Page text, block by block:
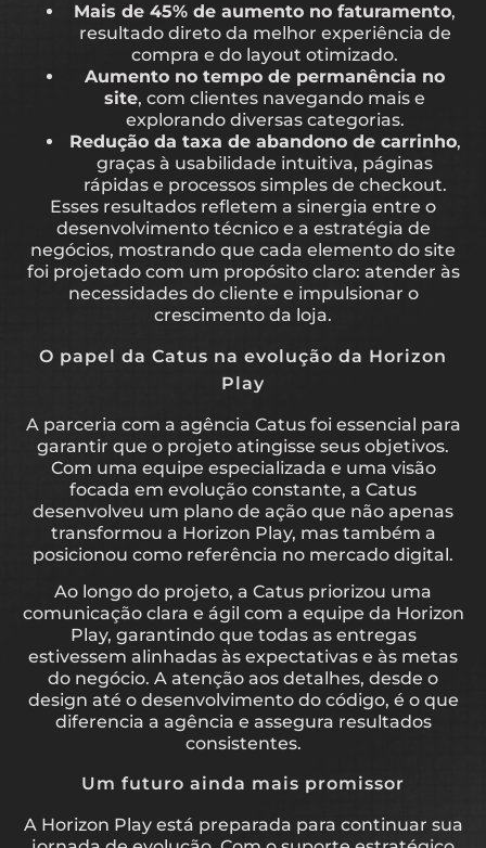
Mais de 45% de aumento no faturamento,
resultado direto da melhor experiência de
compra e do layout otimizado.
Aumento no tempo de permanência no
site, com clientes navegando mais e
explorando diversas categorias.
Redução da taxa de abandono de carrinho,
graças à usabilidade intuitiva, páginas
rápidas e processos simples de checkout.
Esses resultados refletem a sinergia entre o
desenvolvimento técnico e a estratégia de
negócios, mostrando que cada elemento do site
foi projetado com um propósito claro: atender às
necessidades do cliente e impulsionar o
crescimento da loja.
O papel da Catus na evolução da Horizon
Play
A parceria com a agência Catus foi essencial para
garantir que o projeto atingisse seus objetivos.
Com uma equipe especializada e uma visão
focada em evolução constante, a Catus
desenvolveu um plano de ação que não apenas
transformou a Horizon Play, mas também a
posicionou como referência no mercado digital.
Ao longo do projeto, a Catus priorizou uma
comunicação clara e ágil com a equipe da Horizon
Play, garantindo que todas as entregas
estivessem alinhadas às expectativas e às metas
do negócio. A atenção aos detalhes, desde o
design até o desenvolvimento do código, é o que
diferencia a agência e assegura resultados
consistentes.
Um futuro ainda mais promissor
A Horizon Play está preparada para continuar sua